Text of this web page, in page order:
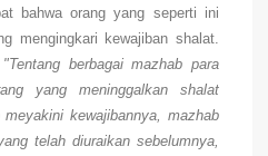
bahwa orang yang seperti ini
mengingkari kewajiban shalat.
"Tentang berbagai mazhab para
yang meninggalkan shalat
kewajibannya, mazhab
telah diuraikan sebelumnya,